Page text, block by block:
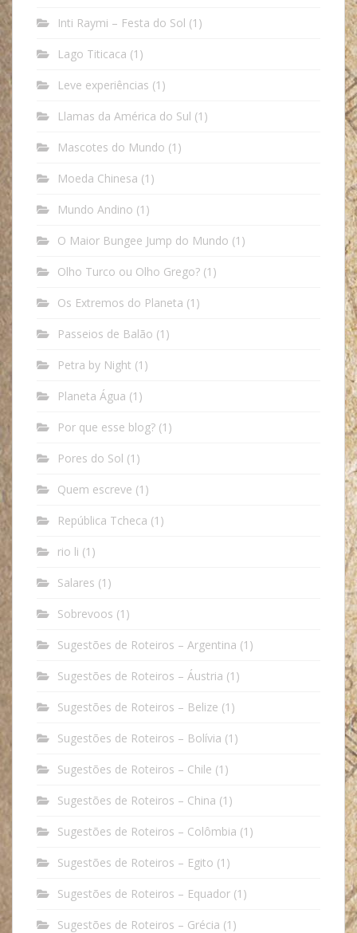
Inti Raymi – Festa do Sol (1)
Lago Titicaca (1)
Leve experiências (1)
Llamas da América do Sul (1)
Mascotes do Mundo (1)
Moeda Chinesa (1)
Mundo Andino (1)
O Maior Bungee Jump do Mundo (1)
Olho Turco ou Olho Grego? (1)
Os Extremos do Planeta (1)
Passeios de Balão (1)
Petra by Night (1)
Planeta Água (1)
Por que esse blog? (1)
Pores do Sol (1)
Quem escreve (1)
República Tcheca (1)
rio li (1)
Salares (1)
Sobrevoos (1)
Sugestões de Roteiros – Argentina (1)
Sugestões de Roteiros – Áustria (1)
Sugestões de Roteiros – Belize (1)
Sugestões de Roteiros – Bolívia (1)
Sugestões de Roteiros – Chile (1)
Sugestões de Roteiros – China (1)
Sugestões de Roteiros – Colômbia (1)
Sugestões de Roteiros – Egito (1)
Sugestões de Roteiros – Equador (1)
Sugestões de Roteiros – Grécia (1)